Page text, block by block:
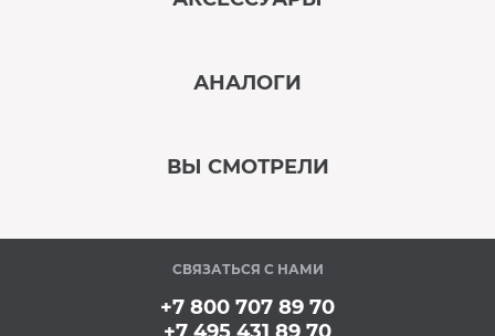
АНАЛОГИ
ВЫ СМОТРЕЛИ
В наличии
СВЯЗАТЬСЯ С НАМИ
+7 800 707 89 70